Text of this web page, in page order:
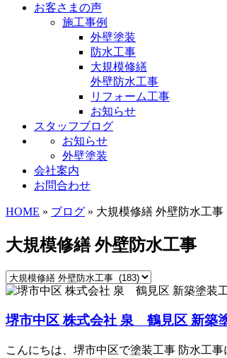
お客さまの声
施工事例
外壁塗装
防水工事
大規模修繕
外壁防水工事
リフォーム工事
お知らせ
スタッフブログ
お知らせ
外壁塗装
会社案内
お問合わせ
HOME » ブログ » 大規模修繕 外壁防水工事
大規模修繕 外壁防水工事
堺市中区 株式会社 泉 鶴見区 新築
こんにちは、堺市中区で塗装工事 防水工